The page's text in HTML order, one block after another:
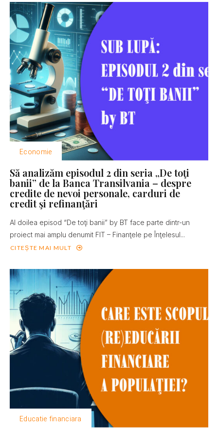
Economie
Să analizăm episodul 2 din seria „De toţi
banii” de la Banca Transilvania – despre
credite de nevoi personale, carduri de
credit şi refinanţări
Al doilea episod “De toţi banii” by BT face parte dintr-un
proiect mai amplu denumit FIT – Finanţele pe Înţelesul...
CITEȘTE MAI MULT
Educatie financiara